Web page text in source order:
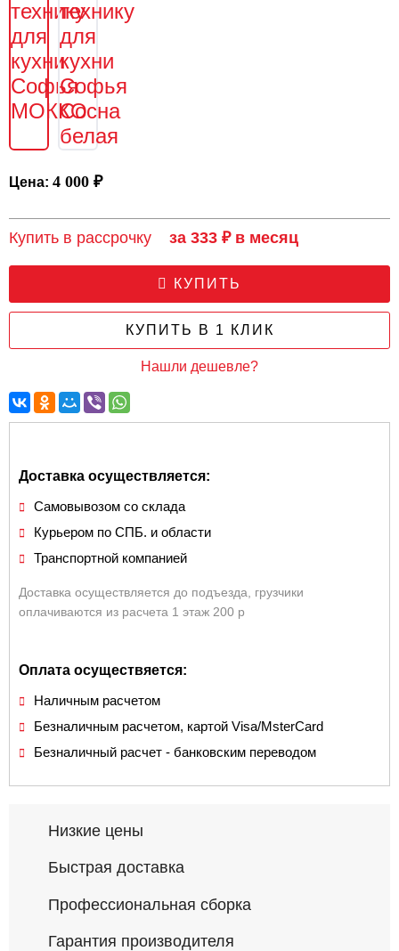
Цена: 4 000 ₽
Купить в рассрочку за 333 ₽ в месяц
КУПИТЬ
КУПИТЬ В 1 КЛИК
Нашли дешевле?
Доставка осуществляется:
Самовывозом со склада
Курьером по СПБ. и области
Транспортной компанией
Доставка осуществляется до подъезда, грузчики
оплачиваются из расчета 1 этаж 200 р
Оплата осуществяется:
Наличным расчетом
Безналичным расчетом, картой Visa/MsterCard
Безналичный расчет - банковским переводом
Низкие цены
Быстрая доставка
Профессиональная сборка
Гарантия производителя